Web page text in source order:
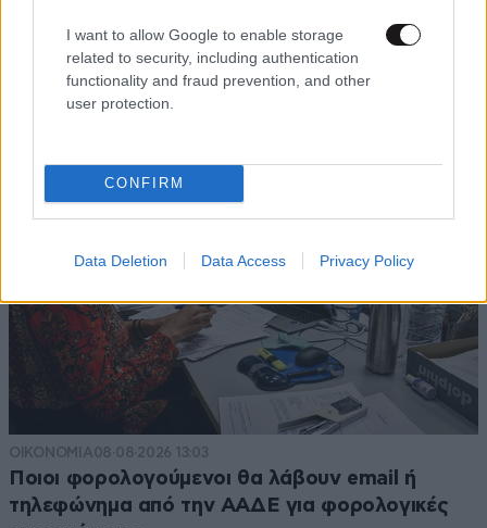
I want to allow Google to enable storage
related to security, including authentication
functionality and fraud prevention, and other
user protection.
CONFIRM
Data Deletion Data Access Privacy Policy
TRENDING
ΟΙΚΟΝΟΜΙΑ08·08·2026 13:03
Ποιοι φορολογούμενοι θα λάβουν email ή
τηλεφώνημα από την ΑΑΔΕ για φορολογικές